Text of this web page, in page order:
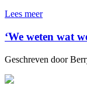
Lees meer
‘We weten wat
Geschreven door